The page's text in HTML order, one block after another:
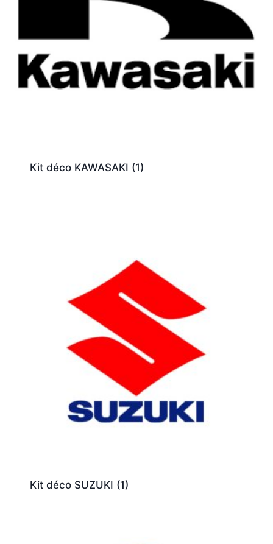
Kit déco KAWASAKI (1)
Kit déco SUZUKI (1)